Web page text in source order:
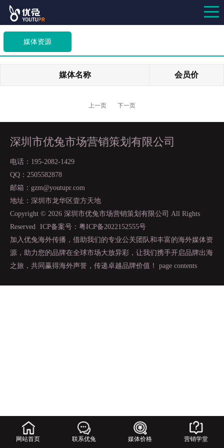
媒体资源
媒体名称 会员价
上一页 下一页
深圳市优兔市场营销策划有限公司
电话：195-2082-1429
QQ：2505582878
邮箱：gzm@youtupr.com
地址：深圳市龙华区壹方天地
Copyright © 2026 深圳市优兔市场营销策划有限公司 All Rights
Reserved
ICP备案号：粤ICP备2022152555号
加入优兔海外传播，借助我们的专业公关团队和丰富的海外媒体资
源，助力您的品牌在全球市场大放异彩，让我们携手开启品牌出海
之旅，共同赢得海外声誉，传递卓越品牌价值！ page contents
网站首页 联系优兔 媒体价格 营销学堂